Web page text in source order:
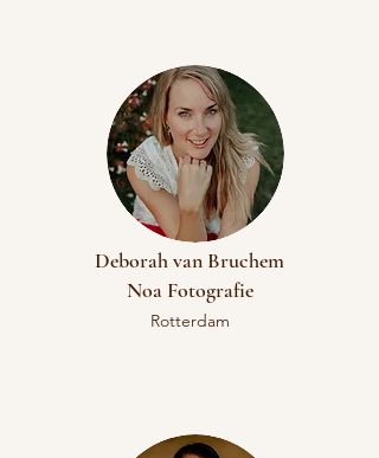
Deborah van Bruchem
Noa Fotografie
Rotterdam